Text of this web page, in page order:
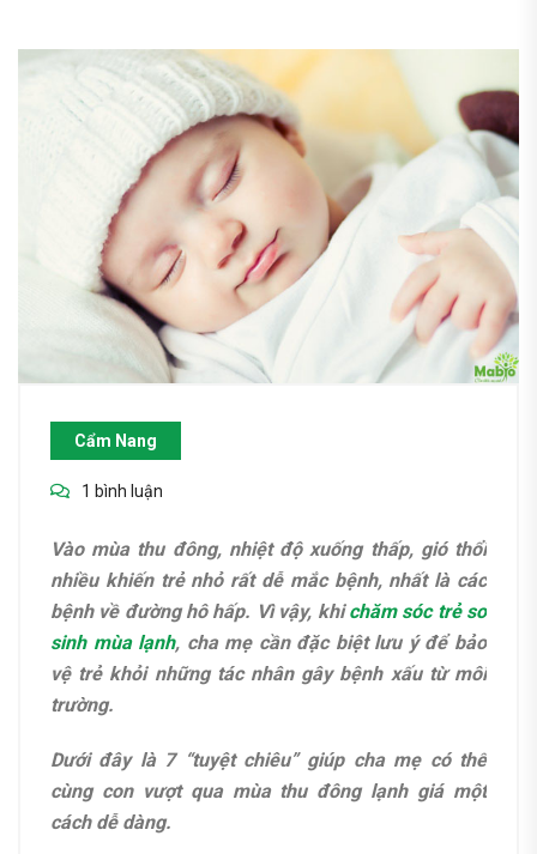
Cẩm Nang
1 bình luận
Vào mùa thu đông, nhiệt độ xuống thấp, gió thổi
nhiều khiến trẻ nhỏ rất dễ mắc bệnh, nhất là các
bệnh về đường hô hấp. Vì vậy, khichăm sóc trẻ sơ
sinh mùa lạnh, cha mẹ cần đặc biệt lưu ý để bảo
vệ trẻ khỏi những tác nhân gây bệnh xấu từ môi
trường.
Dưới đây là 7 “tuyệt chiêu” giúp cha mẹ có thể
cùng con vượt qua mùa thu đông lạnh giá một
cách dễ dàng.